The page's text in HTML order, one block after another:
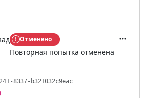
Отменено
Повторная попытка отменена
8337-b321032c9eac